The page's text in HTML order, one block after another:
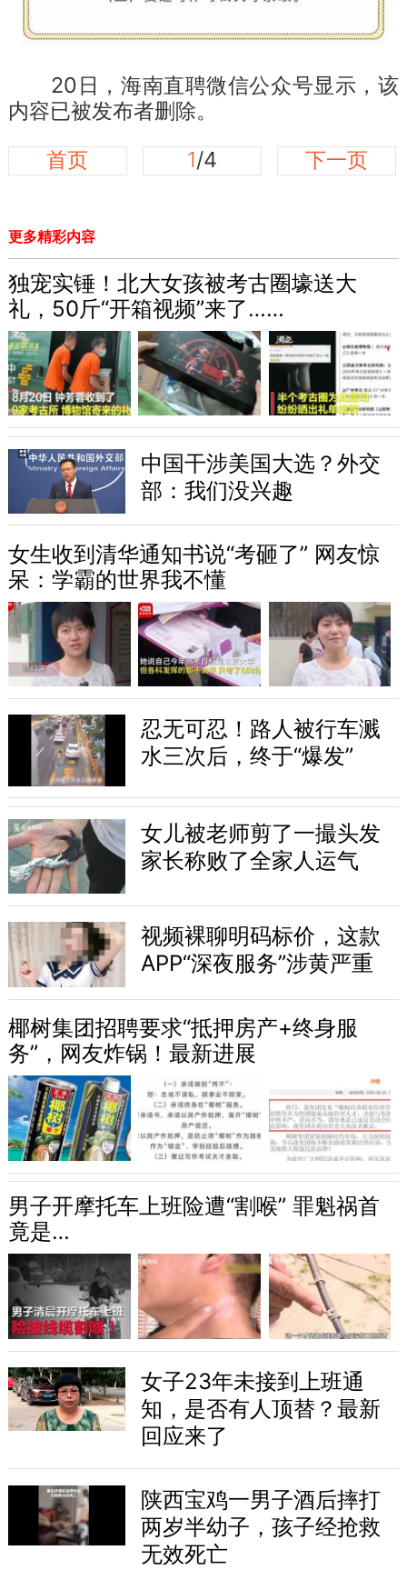
20日，海南直聘微信公众号显示，该
内容已被发布者删除。
首页
1/4 下一页
更多精彩内容
独宠实锤！北大女孩被考古圈壕送大
礼，50斤“开箱视频”来了……
中国干涉美国大选？外交
部：我们没兴趣
女生收到清华通知书说“考砸了” 网友惊
呆：学霸的世界我不懂
忍无可忍！路人被行车溅
水三次后，终于“爆发”
女儿被老师剪了一撮头发
家长称败了全家人运气
视频裸聊明码标价，这款
APP“深夜服务”涉黄严重
椰树集团招聘要求“抵押房产+终身服
务”，网友炸锅！最新进展
男子开摩托车上班险遭“割喉” 罪魁祸首
竟是…
女子23年未接到上班通
知，是否有人顶替？最新
回应来了
陕西宝鸡一男子酒后摔打
两岁半幼子，孩子经抢救
无效死亡